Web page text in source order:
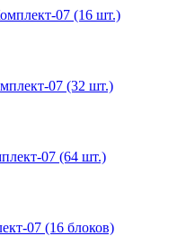
07 (16 шт.)
07 (32 шт.)
07 (64 шт.)
07 (16 блоков)